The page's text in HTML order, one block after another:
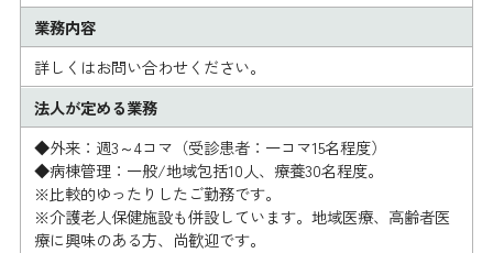
業務内容
詳しくはお問い合わせください。
法人が定める業務
◆外来：週3～4コマ（受診患者：一コマ15名程度）
◆病棟管理：一般/地域包括10人、療養30名程度。
※比較的ゆったりしたご勤務です。
※介護老人保健施設も併設しています。地域医療、高齢者医
療に興味のある方、尚歓迎です。